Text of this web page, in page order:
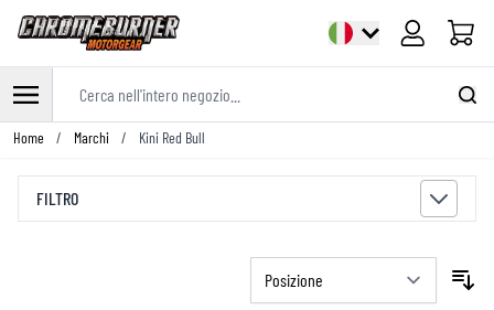
Cart
Salta al contenuto
Home / Marchi / Kini Red Bull
FILTRO